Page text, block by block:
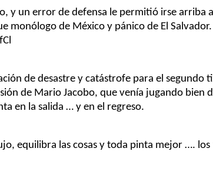
y un error de defensa le permitió irse arriba
monólogo de México y pánico de El Salvador.
de desastre y catástrofe para el segundo
de Mario Jacobo, que venía jugando bien
en la salida … y en el regreso.
equilibra las cosas y toda pinta mejor ….